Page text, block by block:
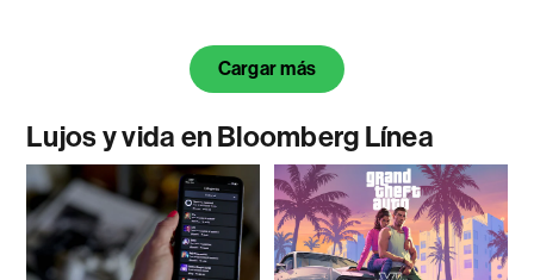
Cargar más
Lujos y vida en Bloomberg Línea